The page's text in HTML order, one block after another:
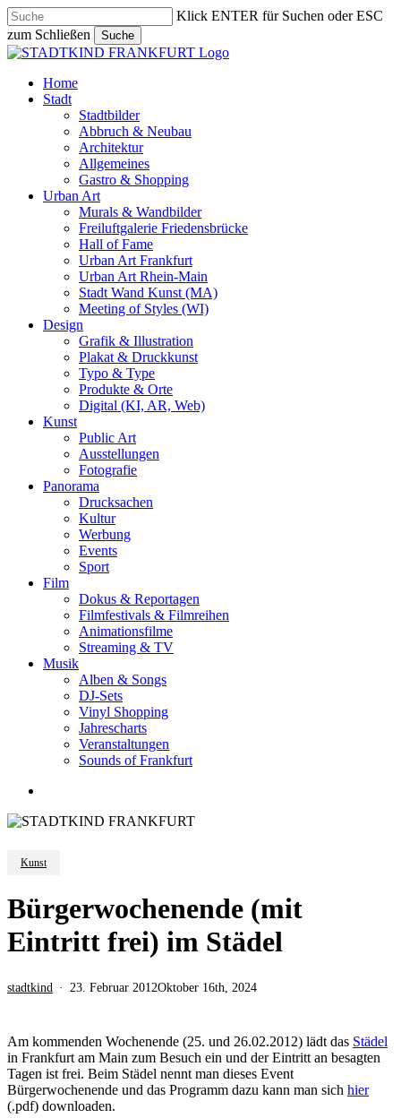
Skip
to
main
content
Klick ENTER für Suchen oder ESC
zum Schließen
Suche
Close
search
Menu
Home
Stadt
Stadtbilder
Abbruch & Neubau
Architektur
Allgemeines
Gastro & Shopping
Urban Art
Murals & Wandbilder
Freiluftgalerie Friedensbrücke
Hall of Fame
Urban Art Frankfurt
Urban Art Rhein-Main
Stadt Wand Kunst (MA)
Meeting of Styles (WI)
Design
Grafik & Illustration
Plakat & Druckkunst
Typo & Type
Produkte & Orte
Digital (KI, AR, Web)
Kunst
Public Art
Ausstellungen
Fotografie
Panorama
Drucksachen
Kultur
Werbung
Events
Sport
Film
Dokus & Reportagen
Filmfestivals & Filmreihen
Animationsfilme
Streaming & TV
Musik
Alben & Songs
DJ-Sets
Vinyl Shopping
Jahrescharts
Veranstaltungen
Sounds of Frankfurt
Kunst
Bürgerwochenende (mit
Eintritt frei) im Städel
stadtkind 23. Februar 2012Oktober 16th, 2024
Am kommenden Wochenende (25. und 26.02.2012) lädt das Städel
in Frankfurt am Main zum Besuch ein und der Eintritt an besagten
Tagen ist frei. Beim Städel nennt man dieses Event
Bürgerwochenende und das Programm dazu kann man sich hier
(.pdf) downloaden.